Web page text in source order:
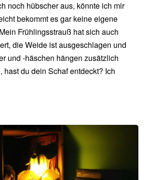
noch hübscher aus, könnte ich mir
bekommt es gar keine eigene
Frühlingsstrauß hat sich auch
die Weide ist ausgeschlagen und
und -häschen hängen zusätzlich
hast du dein Schaf entdeckt? Ich